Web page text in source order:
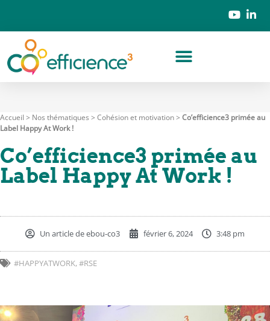
Accueil > Nos thématiques > Cohésion et motivation> Co’efficience3 primée au
Label Happy At Work !
Co’efficience3 primée au
Label Happy At Work !
Un article deebou-co3 février 6, 2024 3:48 pm
#HAPPYATWORK,#RSE